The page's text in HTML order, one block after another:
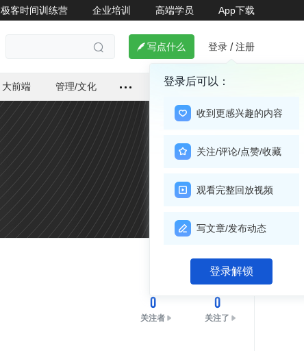
极客时间训练营 企业培训 高端学员 App下载
  写点什么 登录 / 注册
登录后可以：
收到更感兴趣的内容
关注/评论/点赞/收藏
观看完整回放视频
写文章/发布动态
登录解锁
大前端 管理/文化
关注
0
关注者
0
关注了